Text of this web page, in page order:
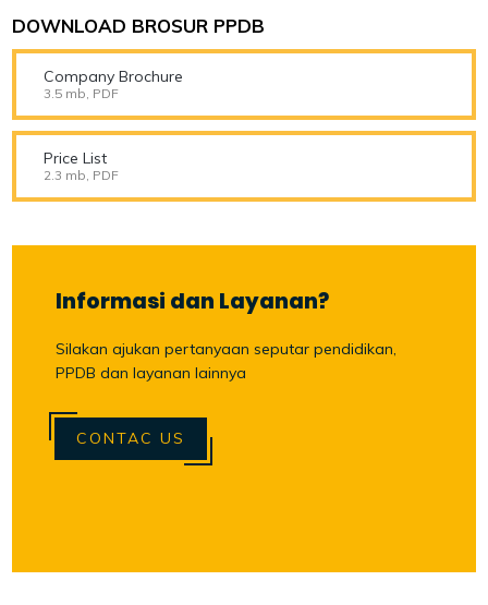
DOWNLOAD BROSUR PPDB
Company Brochure
3.5 mb, PDF
Price List
2.3 mb, PDF
Informasi dan Layanan?
Silakan ajukan pertanyaan seputar pendidikan,
PPDB dan layanan lainnya
CONTAC US